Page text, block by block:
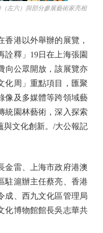
左六）與部分參展藝術家亮相
港以外舉辦的展覽，
釋」19日在上海張園
向公眾開放，該展覽亦
化周」重點項目，匯聚
像及多媒體等跨領域藝
統園林藝術，深入探索
與文化創新。/大公報記
雷、上海市政府港澳
駐滬辦主任蔡亮、香港
成、西九文化區管理局
化博物館館長吳志華共